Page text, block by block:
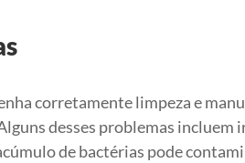
corretamente limpeza e
desses problemas
de bactérias pode